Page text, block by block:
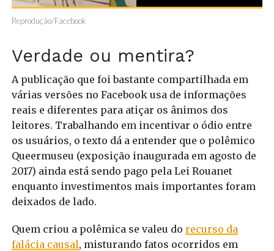
Reprodução/Facebook
Verdade ou mentira?
A publicação que foi bastante compartilhada em
várias versões no Facebook usa de informações
reais e diferentes para atiçar os ânimos dos
leitores. Trabalhando em incentivar o ódio entre
os usuários, o texto dá a entender que o polêmico
Queermuseu (exposição inaugurada em agosto de
2017) ainda está sendo pago pela Lei Rouanet
enquanto investimentos mais importantes foram
deixados de lado.
Quem criou a polêmica se valeu do recurso da
falácia causal, misturando fatos ocorridos em